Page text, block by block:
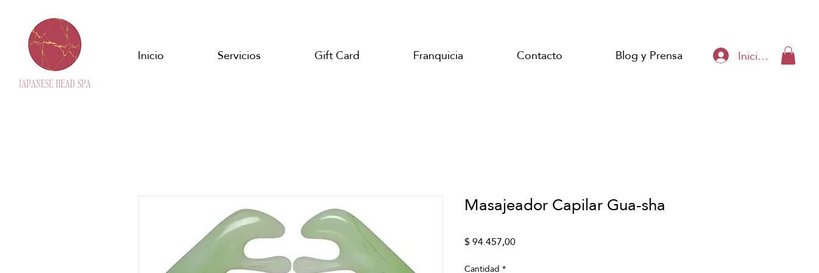
Iniciar sesión
Inicio Servicios Gift Card Franquicia Contacto Blog y Prensa
Masajeador Capilar Gua-sha
$ 94.457,00Precio
Cantidad*